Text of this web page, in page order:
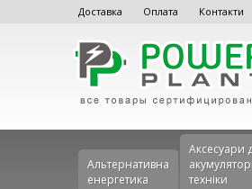
Доставка Оплата Контакти
Альтернативна
енергетика
Аксесуари
техніки